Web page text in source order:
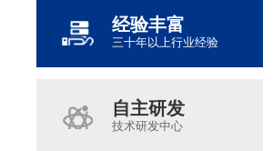
经验丰富
三十年以上行业经验
自主研发
技术研发中心